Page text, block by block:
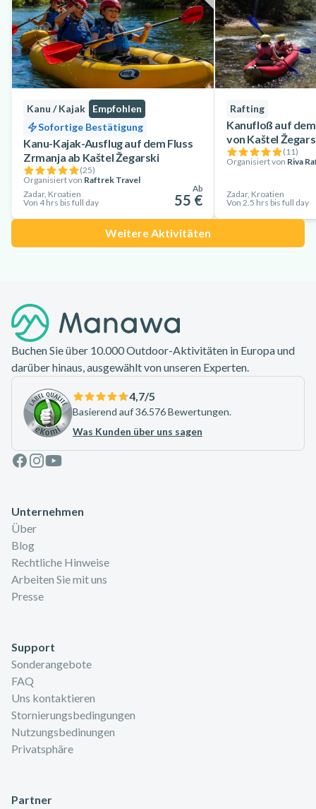
Kanu / Kajak
Empfohlen
Sofortige Bestätigung
Kanu-Kajak-Ausflug auf dem Fluss
Zrmanja ab Kaštel Žegarski
(25)
Organisiert von Raftrek Travel
Zadar, Kroatien
Von 4 hrs bis full day
Ab
55 €
Rafting
Kanufloß auf
von Kaštel
(11)
Organisiert von Riva
Zadar, Kroatien
Von 2.5 hrs bis full day
Weitere Aktivitäten
Buchen Sie über 10.000 Outdoor-Aktivitäten in Europa und
darüber hinaus, ausgewählt von unseren Experten.
4,7/5
Basierend auf 36.576 Bewertungen.
Was Kunden über uns sagen
Facebook
Instagram
Youtube
Unternehmen
Über
Blog
Rechtliche Hinweise
Arbeiten Sie mit uns
Presse
Support
Sonderangebote
FAQ
Uns kontaktieren
Stornierungsbedingungen
Nutzungsbedinungen
Privatsphäre
Partner